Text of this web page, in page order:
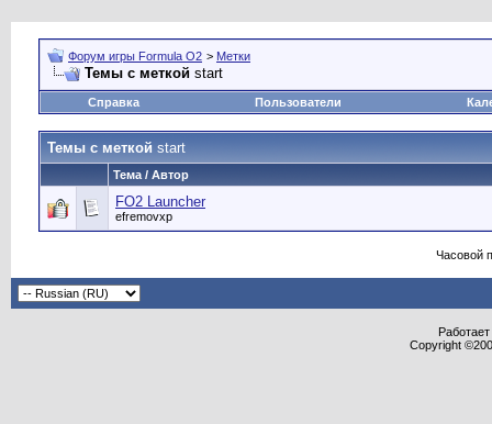
Форум игры Formula O2 > Метки
Темы с меткой start
Справка Пользователи
Темы с меткой start
Тема / Автор
FO2 Launcher
efremovxp
Часовой
Copyright